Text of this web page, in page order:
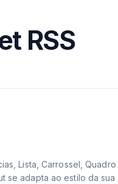
RSS
Lista, Carrossel,
se adapta ao estilo da